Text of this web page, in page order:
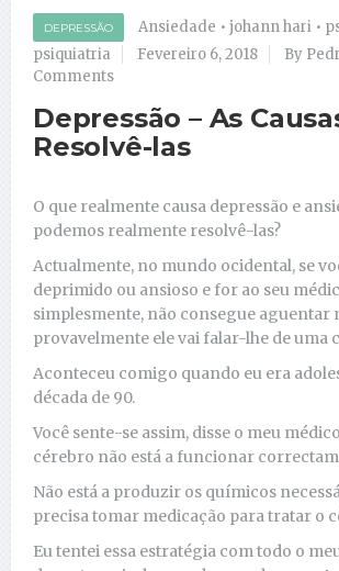
DEPRESSÃO Ansiedade • johann hari •
psiquiatria
Fevereiro 6, 2018 By
Comments
Depressão – As
Resolvê-las
O que realmente causa depressão e
podemos realmente resolvê-las?
Actualmente, no mundo ocidental, se
deprimido ou ansioso e for ao seu
simplesmente, não consegue aguentar
provavelmente ele vai falar-lhe de uma
Aconteceu comigo quando eu era
década de 90.
Você sente-se assim, disse o meu
cérebro não está a funcionar
Não está a produzir os químicos
precisa tomar medicação para tratar o
Eu tentei essa estratégia com todo o